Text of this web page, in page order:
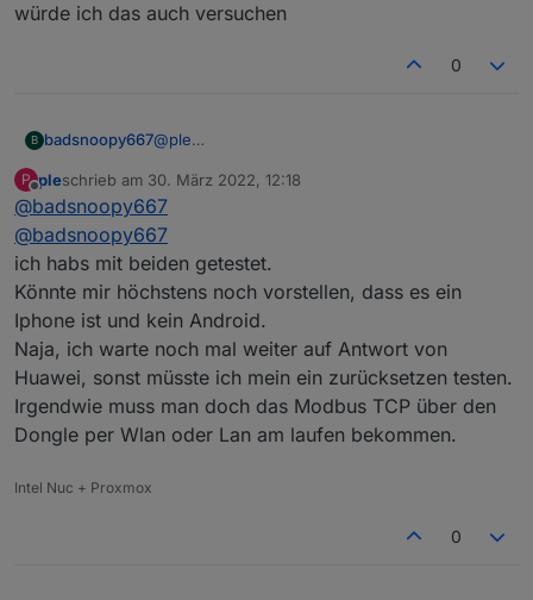
würde ich das auch versuchen
0
B badsnoopy667@ple
FusionSolar? Vielleicht macht das ja einen
Unterschied. Ich hab's mit SUN2000 gemacht,
da gibt es (zumindest bei mir) den Punkt
"Modbus TCP".
P
Offline
pleschrieb am 30. März 2022, 12:18
zuletzt editiert von
@badsnoopy667
@badsnoopy667
ich habs mit beiden getestet.
Könnte mir höchstens noch vorstellen, dass es ein
Iphone ist und kein Android.
Naja, ich warte noch mal weiter auf Antwort von
Huawei, sonst müsste ich mein ein zurücksetzen testen.
Irgendwie muss man doch das Modbus TCP über den
Dongle per Wlan oder Lan am laufen bekommen.
Intel Nuc + Proxmox
0